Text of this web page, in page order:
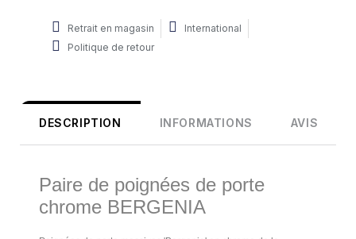
Retrait en magasin
International
Politique de retour
DESCRIPTION INFORMATIONS AVIS
Paire de poignées de porte
chrome BERGENIA